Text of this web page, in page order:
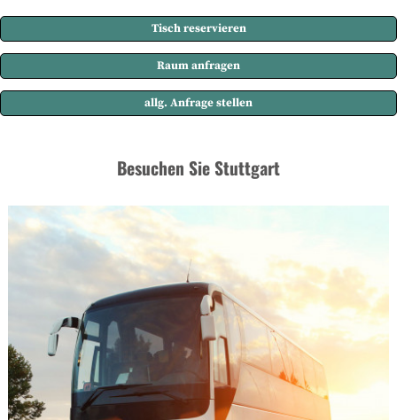
Tisch reservieren
Raum anfragen
allg. Anfrage stellen
Besuchen Sie Stuttgart